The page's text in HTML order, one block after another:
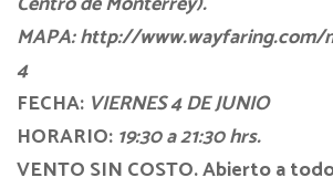
MAPA: http://www.wayfaring.com/
4
FECHA: VIERNES 4 DE JUNIO
HORARIO: 19:30 a 21:30 hrs.
VENTO SIN COSTO.Abierto a